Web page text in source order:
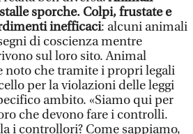
sporche. Colpi, frustate e
inefficaci: alcuni animali
di coscienza mentre
sul loro sito. Animal
noto che tramite i propri legali
per la violazioni delle leggi
ambito. «Siamo qui per
che devono fare i controlli.
i controllori? Come sappiamo,